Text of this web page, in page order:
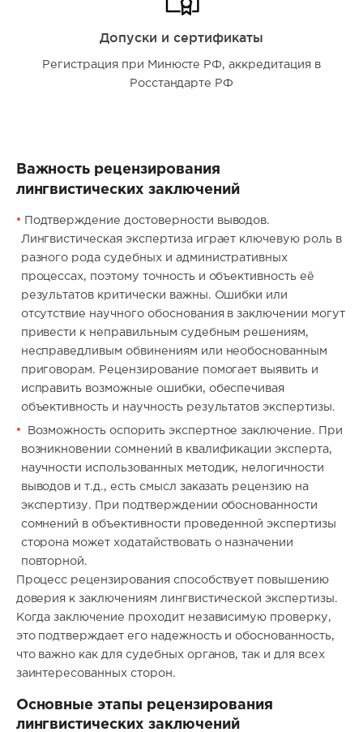
Допуски и сертификаты
Регистрация при Минюсте РФ, аккредитация в
Росстандарте РФ
Важность рецензирования
лингвистических заключений
Подтверждение достоверности выводов.
Лингвистическая экспертиза играет ключевую роль в
разного рода судебных и административных
процессах, поэтому точность и объективность её
результатов критически важны. Ошибки или
отсутствие научного обоснования в заключении могут
привести к неправильным судебным решениям,
несправедливым обвинениям или необоснованным
приговорам. Рецензирование помогает выявить и
исправить возможные ошибки, обеспечивая
объективность и научность результатов экспертизы.
Возможность оспорить экспертное заключение. При
возникновении сомнений в квалификации эксперта,
научности использованных методик, нелогичности
выводов и т.д., есть смысл заказать рецензию на
экспертизу. При подтверждении обоснованности
сомнений в объективности проведенной экспертизы
сторона может ходатайствовать о назначении
повторной.
Процесс рецензирования способствует повышению
доверия к заключениям лингвистической экспертизы.
Когда заключение проходит независимую проверку,
это подтверждает его надежность и обоснованность,
что важно как для судебных органов, так и для всех
заинтересованных сторон.
Основные этапы рецензирования
лингвистических заключений